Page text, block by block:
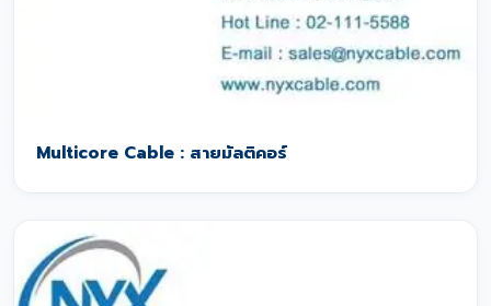
Multicore Cable : สายมัลติคอร์